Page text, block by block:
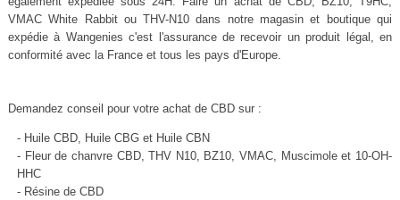
VMAC White Rabbit ou THV-N10 dans notre magasin et boutique qui
expédie à Wangenies c'est l'assurance de recevoir un produit légal, en
conformité avec la France et tous les pays d'Europe.
Demandez conseil pour votre achat de CBD sur :
- Huile CBD, Huile CBG et Huile CBN
- Fleur de chanvre CBD, THV N10, BZ10, VMAC, Muscimole et 10-OH-
HHC
- Résine de CBD